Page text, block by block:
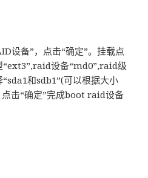
设备”，点击“确定”。挂载点
“ext3”,raid设备“md0”,raid级
和sdb1”(可以根据大小
击“确定”完成boot raid设备